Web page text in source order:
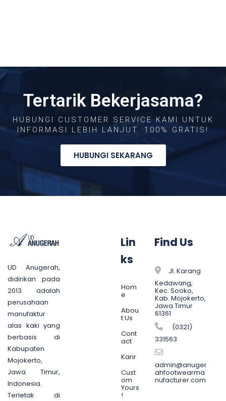
Tertarik Bekerjasama?
HUBUNGI CUSTOMER SERVICE KAMI UNTUK
INFORMASI LEBIH LANJUT. 100% GRATIS!
HUBUNGI SEKARANG
UD Anugerah,
didirikan pada
2013 adalah
perusahaan
manufaktur
alas kaki yang
berbasis di
Kabupaten
Mojokerto,
Jawa Timur,
Indonesia.
Terletak di
Lin
ks
Hom
e
Abou
t Us
Cont
act
Karir
Cust
om
Yours
!
Find Us
Jl. Karang
Kedawang,
Kec. Sooko,
Kab. Mojokerto,
Jawa Timur
61361
(0321)
331563
admin@anuger
ahfootwearma
nufacturer.com